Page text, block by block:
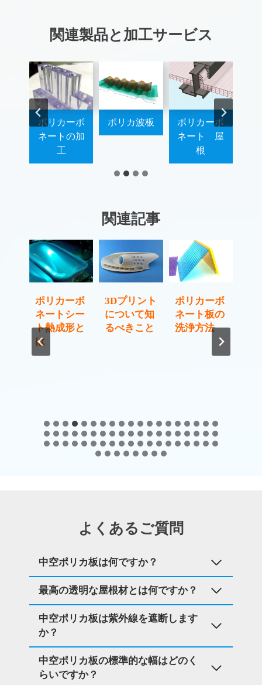
関連製品と加工サービス
ポリカ カー
テンウォー
ル
アクリル棒
アクリルフ
ィルム
関連記事
3Dプリント
について知
るべきこと
ポリカーボ
ネート板の
洗浄方法
自動車産業
におけるラ
ピッドプロ
トタイピン
よくあるご質問
中空ポリカ板は何ですか？
最高の透明な屋根材とは何ですか？
中空ポリカ板は紫外線を遮断します
か？
中空ポリカ板の標準的な幅はどのく
らいですか？